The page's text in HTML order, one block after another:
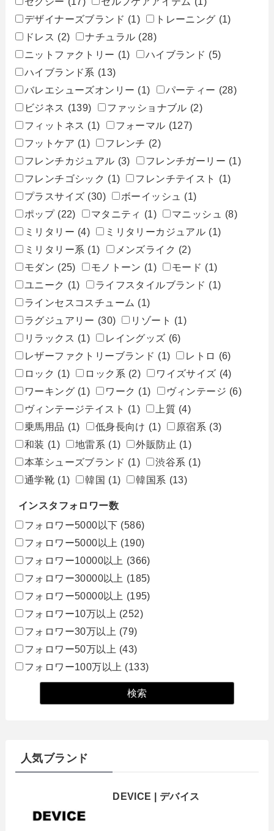
デザイナーズブランド (1) トレーニング (1)
ドレス (2) ナチュラル (28)
ニットファクトリー (1) ハイブランド (5)
ハイブランド系 (13)
バレエシューズオンリー (1) パーティー (28)
ビジネス (139) ファッショナブル (2)
フィットネス (1) フォーマル (127)
フットケア (1) フレンチ (2)
フレンチカジュアル (3) フレンチガーリー (1)
フレンチゴシック (1) フレンチテイスト
(1)
プラスサイズ (30) ボーイッシュ
(1)
ポップ (22) マタニティ (1) マニッシュ
(8)
ミリタリー (4) ミリタリーカジュアル (1)
ミリタリー系 (1) メンズライク (2)
モダン (25) モノトーン (1) モード (1)
ユニーク (1) ライフスタイルブランド (1)
ラインセスコスチューム (1)
ラグジュアリー (30) リゾート (1)
リラックス (1) レイングッズ (6)
レザーファクトリーブランド (1) レトロ (6)
ロック (1) ロック系 (2) ワイズサイズ (4)
ワーキング (1) ワーク (1) ヴィンテージ (6)
ヴィンテージテイスト (1) 上質 (4)
乗馬用品 (1) 低身長向け (1) 原宿系 (3)
和装 (1) 地雷系 (1) 外販防止 (1)
本革シューズブランド (1) 渋谷系 (1)
通学靴 (1) 韓国 (1) 韓国系 (13)
インスタフォロワー数
フォロワー5000以下 (586)
フォロワー5000以上 (190)
フォロワー10000以上 (366)
フォロワー30000以上 (185)
フォロワー50000以上 (195)
フォロワー10万以上 (252)
フォロワー30万以上 (79)
フォロワー50万以上 (43)
フォロワー100万以上 (133)
人気ブランド
DEVICE | デバイス